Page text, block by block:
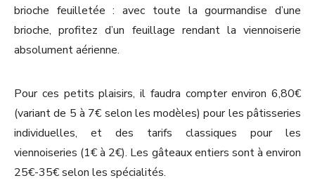
brioche feuilletée : avec toute la gourmandise d’une
brioche, profitez d’un feuillage rendant la viennoiserie
absolument aérienne.
Pour ces petits plaisirs, il faudra compter environ 6,80€
(variant de 5 à 7€ selon les modèles) pour les pâtisseries
individuelles, et des tarifs classiques pour les
viennoiseries (1€ à 2€). Les gâteaux entiers sont à environ
25€-35€ selon les spécialités.